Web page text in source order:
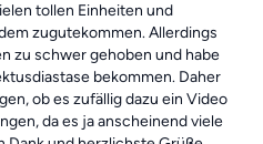
tollen Einheiten und
zugutekommen. Allerdings
zu schwer gehoben und habe
bekommen. Daher
ob es zufällig dazu ein Video
da es ja anscheinend viele